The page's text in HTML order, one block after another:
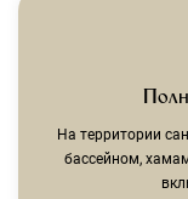
На территории
бассейном,